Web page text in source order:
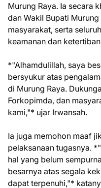
Murung Raya. Ia secara
dan Wakil Bupati
masyarakat, serta
keamanan dan
*"Alhamdulillah, saya
bersyukur atas
di Murung Raya.
Forkopimda, dan
kami,"* ujar Irwansah.
Ia juga memohon maaf
pelaksanaan tugasnya.
hal yang belum
besarnya atas segala
dapat terpenuhi,"*